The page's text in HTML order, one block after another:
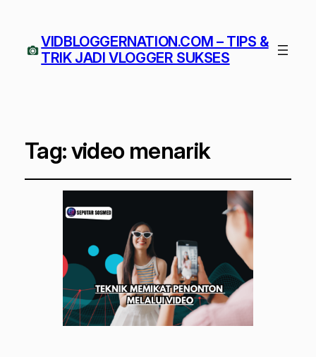
VIDBLOGGERNATION.COM – TIPS &
TRIK JADI VLOGGER SUKSES
Tag:video menarik